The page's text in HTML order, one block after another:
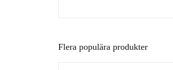
Flera populära produkter